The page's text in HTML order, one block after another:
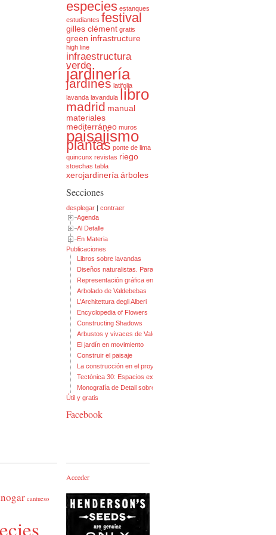
especies estanques
estudiantes festival
gilles clément gratis
green infrastructure
high line
infraestructura
verde
jardinería
jardines latifolia
lavanda lavandula libro
madrid manual
materiales
mediterráneo muros
paisajismo
plantas ponte de lima
quincunx revistas riego
stoechas tabla
xerojardinería árboles
Secciones
desplegar | contraer
Agenda
Al Detalle
En Materia
Publicaciones
Libros sobre lavandas
Diseños naturalistas. Para empezar: un par de libros
Representación gráfica en Paisajismo: tres libros y medio
Arbolado de Valdebebas
L’Architettura degli Alberi
Encyclopedia of Flowers
Constructing Shadows
Arbustos y vivaces de Valdebebas
El jardín en movimiento
Construir el paisaje
La construcción en el proyecto del paisaje
Tectónica 30: Espacios exteriores
Monografía de Detail sobre Arquitectura y Paisaje
Útil y gratis
Facebook
cantueso
Acceder